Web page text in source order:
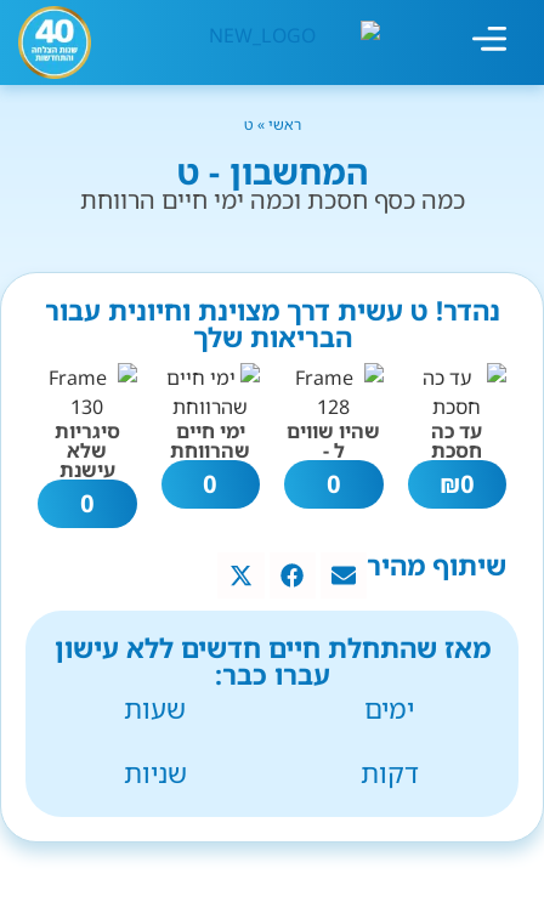
ראשי» ט
המחשבון - ט
כמה כסף חסכת וכמה ימי חיים הרווחת
נהדר! ט עשית דרך מצוינת וחיונית עבור
הבריאות שלך
עד כה
חסכת
0
₪
שהיו שווים
ל -
0
ימי חיים
שהרווחת
0
סיגריות
שלא
עישנת
0
שיתוף מהיר
מאז שהתחלת חיים חדשים ללא עישון
עברו כבר:
ימים
שעות
דקות
שניות